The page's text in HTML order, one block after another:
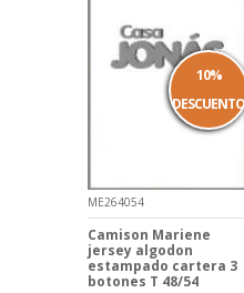
ME264054
Camison Mariene
jersey algodon
estampado cartera 3
botones T 48/54
10%
DESCUENTO